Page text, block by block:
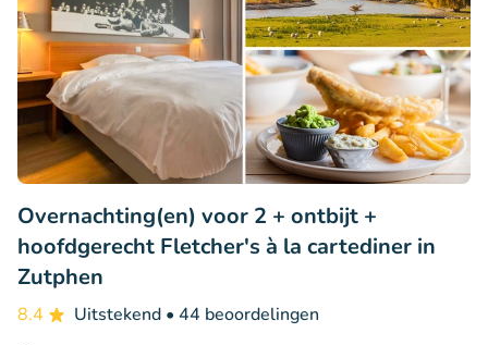
Overnachting(en) voor 2 + ontbijt +
hoofdgerecht Fletcher's à la cartediner in
Zutphen
8.4 Uitstekend • 44 beoordelingen